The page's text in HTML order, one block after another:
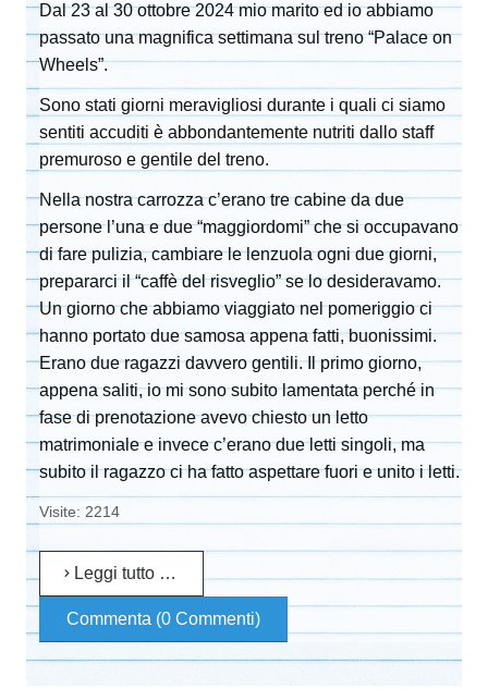
Dal 23 al 30 ottobre 2024 mio marito ed io abbiamo
passato una magnifica settimana sul treno “Palace on
Wheels”.
Sono stati giorni meravigliosi durante i quali ci siamo
sentiti accuditi è abbondantemente nutriti dallo staff
premuroso e gentile del treno.
Nella nostra carrozza c’erano tre cabine da due
persone l’una e due “maggiordomi” che si occupavano
di fare pulizia, cambiare le lenzuola ogni due giorni,
prepararci il “caffè del risveglio” se lo desideravamo.
Un giorno che abbiamo viaggiato nel pomeriggio ci
hanno portato due samosa appena fatti, buonissimi.
Erano due ragazzi davvero gentili. Il primo giorno,
appena saliti, io mi sono subito lamentata perché in
fase di prenotazione avevo chiesto un letto
matrimoniale e invece c’erano due letti singoli, ma
subito il ragazzo ci ha fatto aspettare fuori e unito i letti.
Visite: 2214
Leggi tutto …
Commenta (0 Commenti)